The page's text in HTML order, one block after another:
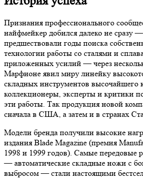
Признания профессионального
найфмейкер добился далеко не сразу
предшествовали годы поиска
технологии работы со сталями и
приложенных усилий — через
Марфионе явил миру линейку
складных инструментов высочайшего
коллекционеры, эксперты и критики
эти работы. Так продукция новой
сначала в США, а затем и в странах
Модели бренда получили высокие
издания Blade Magazine (премия
1998 и 1999 годов). Самые передовые
— автоматические складные ножи с
выбросом — стали настоящими